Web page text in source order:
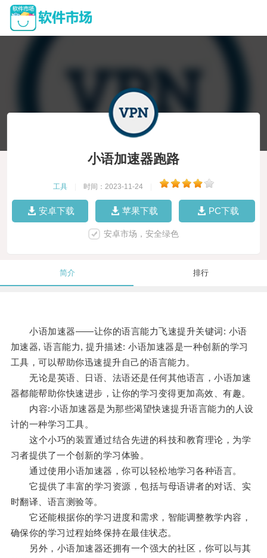
小语加速器跑路
工具 时间：2023-11-24
安卓下载 苹果下载 PC下载
安卓市场，安全绿色
简介 排行
小语加速器——让你的语言能力飞速提升关键词: 小语
加速器, 语言能力, 提升描述: 小语加速器是一种创新的学习
工具，可以帮助你迅速提升自己的语言能力。
无论是英语、日语、法语还是任何其他语言，小语加速
器都能帮助你快速进步，让你的学习变得更加高效、有趣。
内容:小语加速器是为那些渴望快速提升语言能力的人设
计的一种学习工具。
这个小巧的装置通过结合先进的科技和教育理论，为学
习者提供了一个创新的学习体验。
通过使用小语加速器，你可以轻松地学习各种语言。
它提供了丰富的学习资源，包括与母语讲者的对话、实
时翻译、语言测验等。
它还能根据你的学习进度和需求，智能调整教学内容，
确保你的学习过程始终保持在最佳状态。
另外，小语加速器还拥有一个强大的社区，你可以与其